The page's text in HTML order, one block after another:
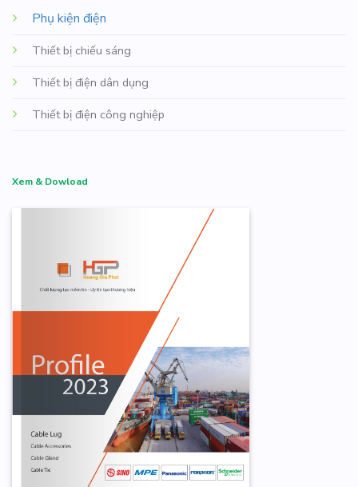
Phụ kiện điện
Thiết bị chiếu sáng
Thiết bị điện dân dụng
Thiết bị điện công nghiệp
Xem & Dowload